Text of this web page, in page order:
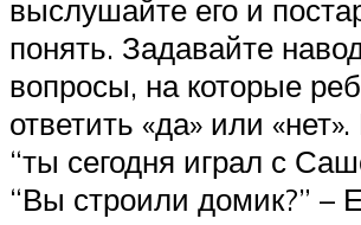
выслушайте его и
понять. Задавайте
вопросы, на которые
ответить «да» или
“ты сегодня играл с
“Вы строили домик?” –